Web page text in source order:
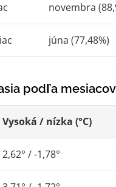
novembra
júna (77,48%)
podľa mesiacov
Vysoká / nízka (°C)
2,62° / -1,78°